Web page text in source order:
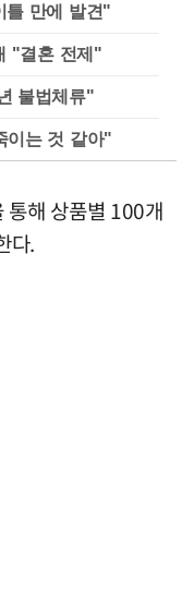
틀 만에 발견"
"결혼 전제"
불법체류"
이는 것 같아"
통해 상품별 100개
다.